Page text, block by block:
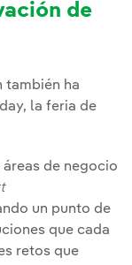
de
también ha
la feria de
de negocio
un punto de
que cada
retos que